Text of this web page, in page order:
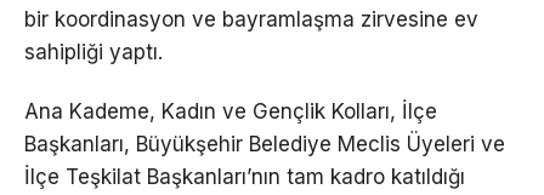
bir koordinasyon ve bayramlaşma zirvesine ev
sahipliği yaptı.
Ana Kademe, Kadın ve Gençlik Kolları, İlçe
Başkanları, Büyükşehir Belediye Meclis Üyeleri ve
İlçe Teşkilat Başkanları’nın tam kadro katıldığı